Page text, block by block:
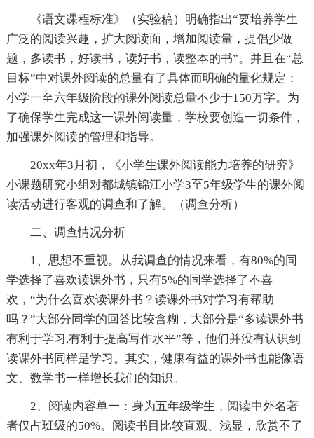
《语文课程标准》（实验稿）明确指出“要培养学生
广泛的阅读兴趣，扩大阅读面，增加阅读量，提倡少做
题，多读书，好读书，读好书，读整本的书”。并且在“总
目标”中对课外阅读的总量有了具体而明确的量化规定：
小学一至六年级阶段的课外阅读总量不少于150万字。为
了确保学生完成这一课外阅读量，学校要创造一切条件，
加强课外阅读的管理和指导。
20xx年3月初，《小学生课外阅读能力培养的研究》
小课题研究小组对都城镇锦江小学3至5年级学生的课外阅
读活动进行客观的调查和了解。（调查分析）
二、调查情况分析
1、思想不重视。从我调查的情况来看，有80%的同
学选择了喜欢读课外书，只有5%的同学选择了不喜
欢，“为什么喜欢读课外书？读课外书对学习有帮助
吗？”大部分同学的回答比较含糊，大部分是“多读课外书
有利于学习,有利于提高写作水平”等，他们并没有认识到
读课外书同样是学习。其实，健康有益的课外书也能像语
文、数学书一样增长我们的知识。
2、阅读内容单一：身为五年级学生，阅读中外名著
者仅占班级的50%。阅读书目比较直观、浅显，欣赏不了